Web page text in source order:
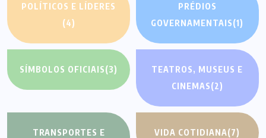
POLÍTICOS E LÍDERES
(4)
PRÉDIOS
GOVERNAMENTAIS(1)
SÍMBOLOS OFICIAIS(3)
TEATROS, MUSEUS E
CINEMAS(2)
TRANSPORTES E
VIDA COTIDIANA(7)